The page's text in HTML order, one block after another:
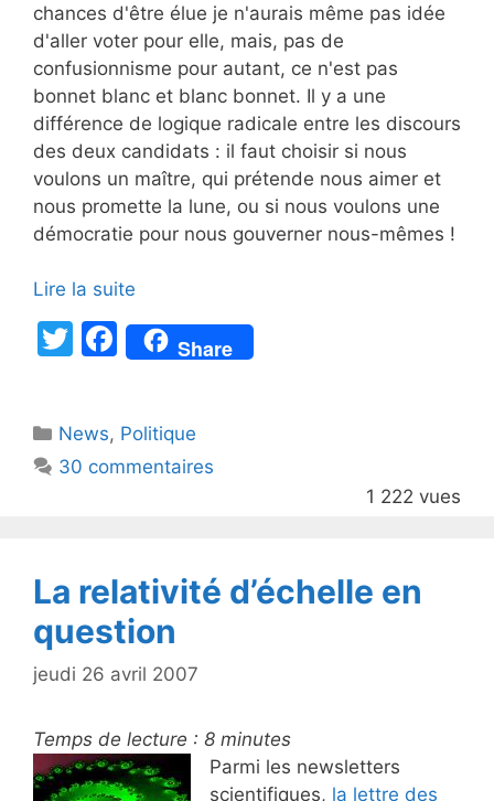
chances d'être élue je n'aurais même pas idée
d'aller voter pour elle, mais, pas de
confusionnisme pour autant, ce n'est pas
bonnet blanc et blanc bonnet. Il y a une
différence de logique radicale entre les discours
des deux candidats : il faut choisir si nous
voulons un maître, qui prétende nous aimer et
nous promette la lune, ou si nous voulons une
démocratie pour nous gouverner nous-mêmes !
Lire la suite
T
er
F
a
e
b
k
Share
Catégories
News, Politique
30 commentaires
1 222 vues
La relativité d’échelle en
question
jeudi 26 avril 2007
Temps de lecture : 8 minutes
Parmi les newsletters
scientifiques, la lettre des